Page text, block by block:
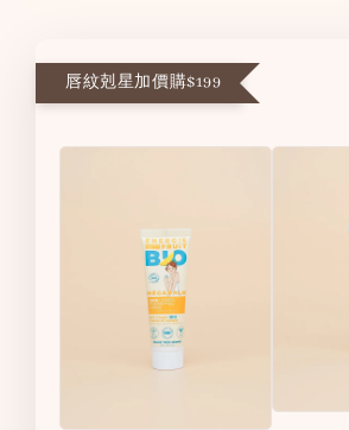
唇紋剋星加價購$199